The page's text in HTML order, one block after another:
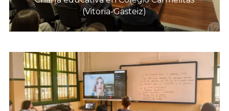
(Vitoria-Gasteiz)